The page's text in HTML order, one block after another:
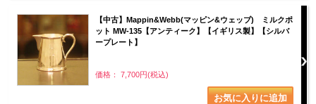
【中古】Mappin&Webb(マッピン&ウェッブ) ミルクポ
ット MW-135【アンティーク】【イギリス製】【シルバ
ープレート】
価格： 7,700円(税込)